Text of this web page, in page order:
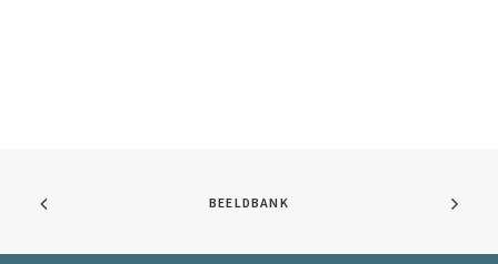
BEELDBANK